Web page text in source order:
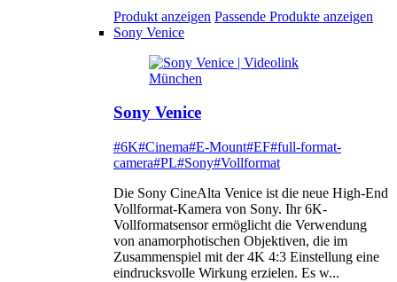
Produkt anzeigen Passende Produkte anzeigen
Sony Venice
Sony Venice
#6K#Cinema#E-Mount#EF#full-format-
camera#PL#Sony#Vollformat
Die Sony CineAlta Venice ist die neue High-End
Vollformat-Kamera von Sony. Ihr 6K-
Vollformatsensor ermöglicht die Verwendung
von anamorphotischen Objektiven, die im
Zusammenspiel mit der 4K 4:3 Einstellung eine
eindrucksvolle Wirkung erzielen. Es w...